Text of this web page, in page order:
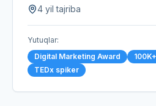
4 yil tajriba
Yutuqlar:
Digital Marketing Award
TEDx spiker